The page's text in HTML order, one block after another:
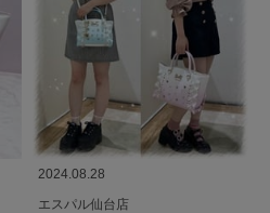
2024.08.28
エスパル仙台店